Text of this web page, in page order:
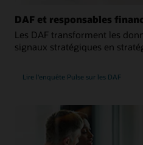
DAF et responsables
Les DAF transforment les
signaux stratégiques en
Lire l'enquête Pulse sur les DAF